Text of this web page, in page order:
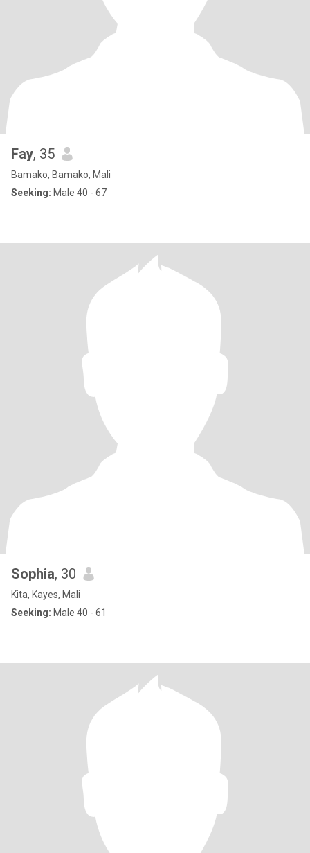
Fay, 35
Bamako, Bamako, Mali
Seeking: Male 40 - 67
Sophia, 30
Kita, Kayes, Mali
Seeking: Male 40 - 61